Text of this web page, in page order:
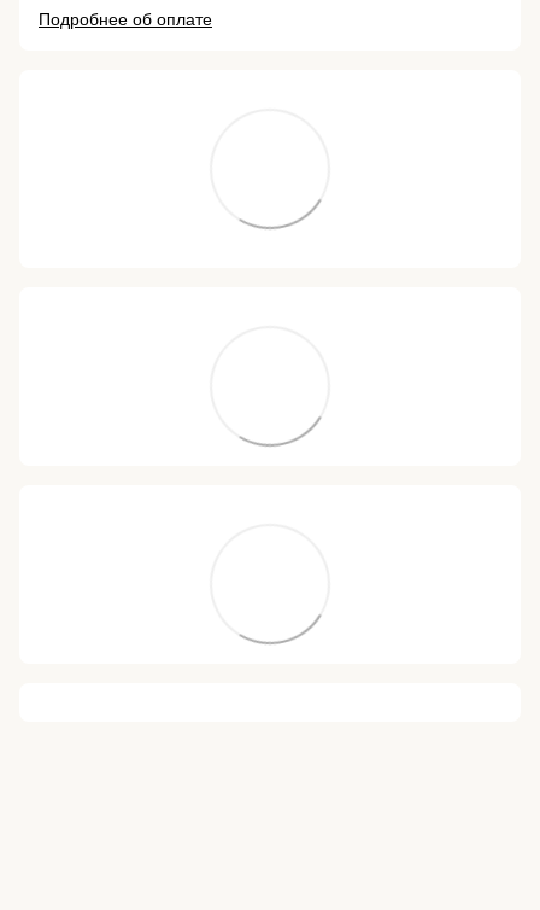
Подробнее об оплате